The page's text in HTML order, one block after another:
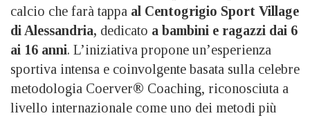
calcio che farà tappa al Centogrigio Sport Village
di Alessandria, dedicato a bambini e ragazzi dai 6
ai 16 anni. L’iniziativa propone un’esperienza
sportiva intensa e coinvolgente basata sulla celebre
metodologia Coerver® Coaching, riconosciuta a
livello internazionale come uno dei metodi più